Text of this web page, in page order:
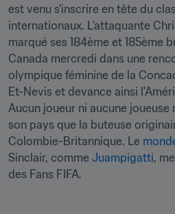
est venu s'inscrire en tête du
internationaux. L'attaquante
marqué ses 184ème et 185ème
Canada mercredi dans une
olympique féminine de la
Et-Nevis et devance ainsi
Aucun joueur ni aucune joueuse
son pays que la buteuse
Colombie-Britannique. Le
Sinclair, comme Juampigatti,
des Fans FIFA.